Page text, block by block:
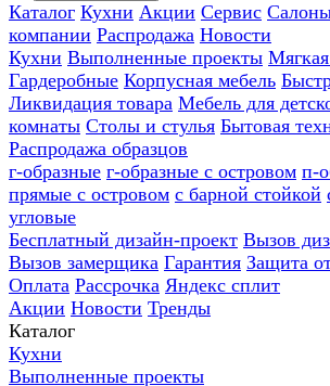
Каталог Кухни Акции Сервис
компании Распродажа Новости
Кухни Выполненные проекты
Гардеробные Корпусная мебель
Ликвидация товара Мебель для
комнаты Столы и стулья Бытовая
Распродажа образцов
г-образные г-образные с островом п-
прямые с островом с барной стойкой
угловые
Бесплатный дизайн-проект Вызов
Вызов замерщика Гарантия Защита
Оплата Рассрочка Яндекс сплит
Акции Новости Тренды
Каталог
Кухни
Выполненные проекты